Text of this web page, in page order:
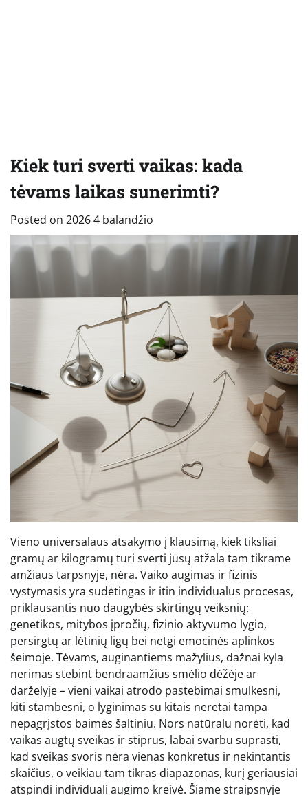
Kiek turi sverti vaikas: kada
tėvams laikas sunerimti?
Posted on 2026 4 balandžio
Vieno universalaus atsakymo į klausimą, kiek tiksliai
gramų ar kilogramų turi sverti jūsų atžala tam tikrame
amžiaus tarpsnyje, nėra. Vaiko augimas ir fizinis
vystymasis yra sudėtingas ir itin individualus procesas,
priklausantis nuo daugybės skirtingų veiksnių:
genetikos, mitybos įpročių, fizinio aktyvumo lygio,
persirgtų ar lėtinių ligų bei netgi emocinės aplinkos
šeimoje. Tėvams, auginantiems mažylius, dažnai kyla
nerimas stebint bendraamžius smėlio dėžėje ar
darželyje – vieni vaikai atrodo pastebimai smulkesni,
kiti stambesni, o lyginimas su kitais neretai tampa
nepagrįstos baimės šaltiniu. Nors natūralu norėti, kad
vaikas augtų sveikas ir stiprus, labai svarbu suprasti,
kad sveikas svoris nėra vienas konkretus ir nekintantis
skaičius, o veikiau tam tikras diapazonas, kurį geriausiai
atspindi individuali augimo kreivė. Šiame straipsnyje